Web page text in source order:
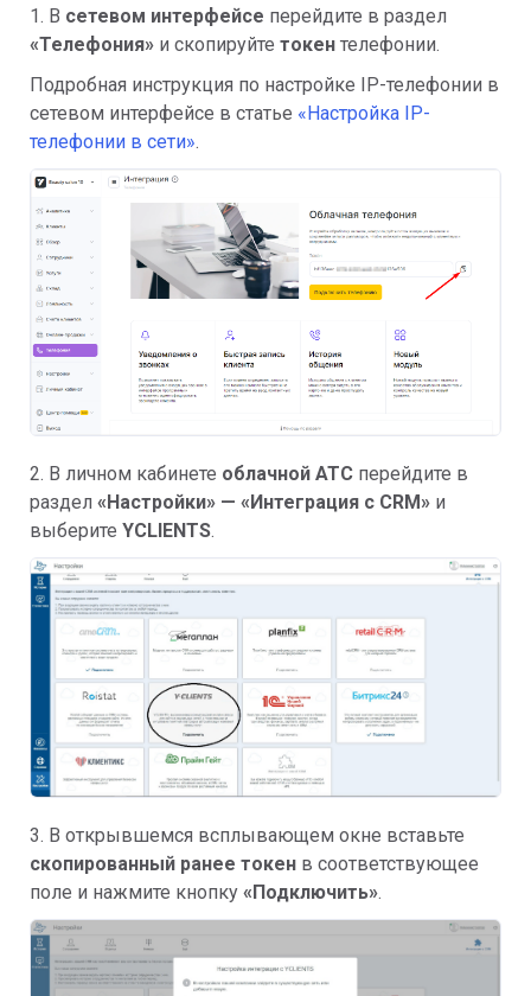
1. В сетевом интерфейсе перейдите в раздел
«Телефония» и скопируйте токен телефонии.
Подробная инструкция по настройке IP-телефонии в
сетевом интерфейсе в статье «Настройка IP-
телефонии в сети».
2. В личном кабинете облачной АТС перейдите в
раздел « Настройки» — «Интеграция с CRM» и
выберите YCLIENTS.
3. В открывшемся всплывающем окне вставьте
скопированный ранее токен в соответствующее
поле и нажмите кнопку «Подключить».